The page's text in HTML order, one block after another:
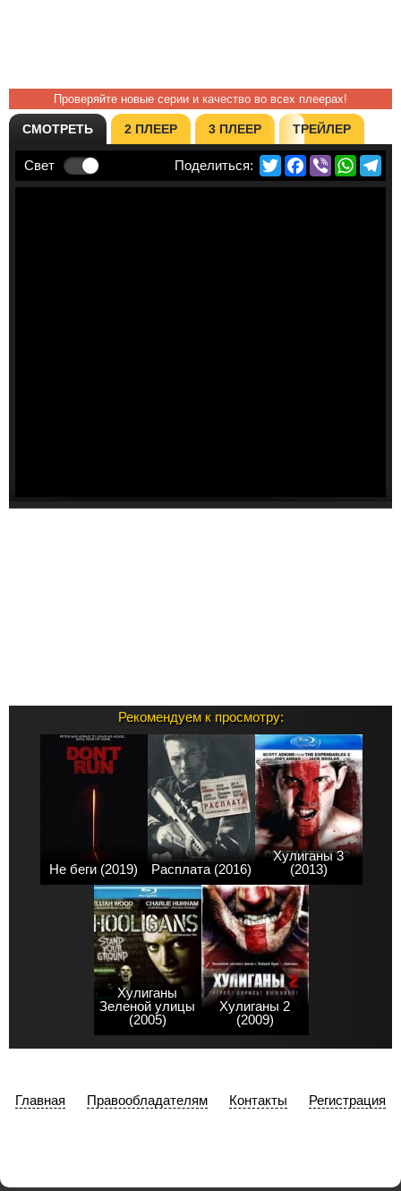
Проверяйте новые серии и качество во всех плеерах!
СМОТРЕТЬ 2 ПЛЕЕР 3 ПЛЕЕР ТРЕЙЛЕР
Свет TwitterFacebook
Viber
Рекомендуем к просмотру:
Не беги (2019) Расплата (2016)
Хулиганы 3
(2013)
Хулиганы
Зеленой улицы
(2005)
Хулиганы 2
(2009)
Главная Правообладателям Контакты Регистрация